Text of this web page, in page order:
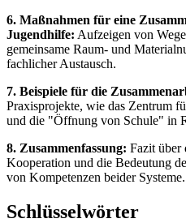
6. Maßnahmen für eine
Jugendhilfe: Aufzeigen von
gemeinsame Raum- und
fachlicher Austausch.
7. Beispiele für die
Praxisprojekte, wie das Zentrum
und die "Öffnung von Schule" in
8. Zusammenfassung: Fazit über
Kooperation und die Bedeutung
von Kompetenzen beider Systeme.
Schlüsselwörter